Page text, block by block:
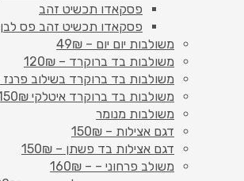
פסקאדו תכשיט זהב
פסקאדו תכשיט זהב פס לבן
משולבות יום יום – 49₪
משולבות בד ברוקרד – 120₪
משולבות בד ברוקרד בשילוב פרנז 130₪
משולבות בד ברוקרד איטלקי 150₪
משולבות מנומר
דגם אצילות – 150₪
דגם אצילות בד פשתן – 150₪
משולב פרחוני – – 160₪